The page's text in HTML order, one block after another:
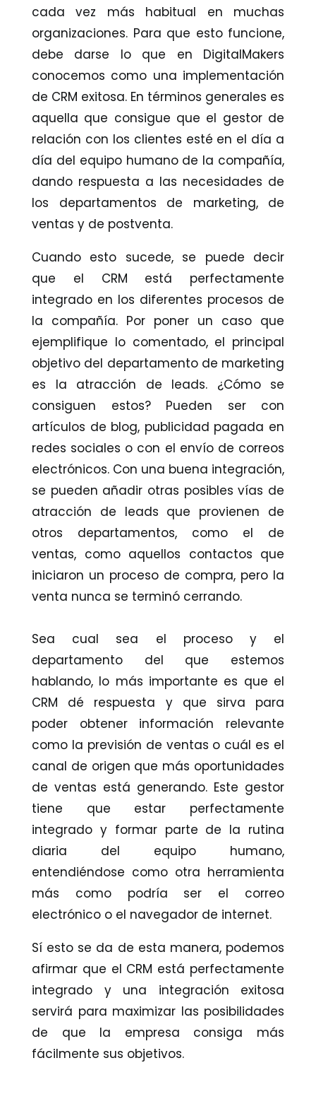
cada vez más habitual en muchas
organizaciones. Para que esto funcione,
debe darse lo que en DigitalMakers
conocemos como una implementación
de CRM exitosa. En términos generales es
aquella que consigue que el gestor de
relación con los clientes esté en el día a
día del equipo humano de la compañía,
dando respuesta a las necesidades de
los departamentos de marketing, de
ventas y de postventa.
Cuando esto sucede, se puede decir
que el CRM está perfectamente
integrado en los diferentes procesos de
la compañía. Por poner un caso que
ejemplifique lo comentado, el principal
objetivo del departamento de marketing
es la atracción de leads. ¿Cómo se
consiguen estos? Pueden ser con
artículos de blog, publicidad pagada en
redes sociales o con el envío de correos
electrónicos. Con una buena integración,
se pueden añadir otras posibles vías de
atracción de leads que provienen de
otros departamentos, como el de
ventas, como aquellos contactos que
iniciaron un proceso de compra, pero la
venta nunca se terminó cerrando.
Sea cual sea el proceso y el
departamento del que estemos
hablando, lo más importante es que el
CRM dé respuesta y que sirva para
poder obtener información relevante
como la previsión de ventas o cuál es el
canal de origen que más oportunidades
de ventas está generando. Este gestor
tiene que estar perfectamente
integrado y formar parte de la rutina
diaria del equipo humano,
entendiéndose como otra herramienta
más como podría ser el correo
electrónico o el navegador de internet.
Sí esto se da de esta manera, podemos
afirmar que el CRM está perfectamente
integrado y una integración exitosa
servirá para maximizar las posibilidades
de que la empresa consiga más
fácilmente sus objetivos.